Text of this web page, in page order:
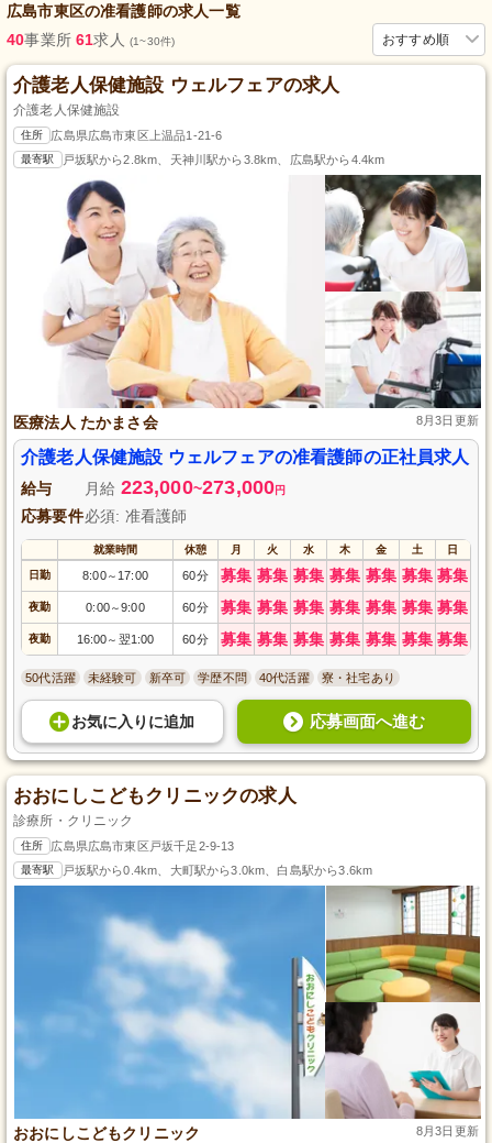
広島市東区の准看護師の求人一覧
おすすめ順
40事業所 61求人 (1~30件)
介護老人保健施設 ウェルフェアの求人
介護老人保健施設
住所 広島県広島市東区上温品1-21-6
最寄駅 戸坂駅から2.8km、天神川駅から3.8km、広島駅から4.4km
医療法人 たかまさ会 8月3日更新
介護老人保健施設 ウェルフェアの准看護師の正社員求人
給与 月給 223,000~273,000円
応募要件必須: 准看護師
就業時間 休憩 月 火 水 木 金 土 日
日勤 8:00～ 17:00 60分 募集 募集 募集 募集 募集 募集 募集
夜勤 0:00～9:00 60分 募集 募集 募集 募集 募集 募集 募集
夜勤 16:00～ 翌1:00 60分 募集 募集 募集 募集 募集 募集 募集
50代活躍 未経験可 新卒可 学歴不問 40代活躍 寮・社宅あり
お気に入り に追加 応募画面へ進む
おおにしこどもクリニックの求人
診療所・クリニック
住所 広島県広島市東区戸坂千足2-9-13
最寄駅 戸坂駅から0.4km、大町駅から3.0km、白島駅から3.6km
おおにしこどもクリニック 8月3日更新